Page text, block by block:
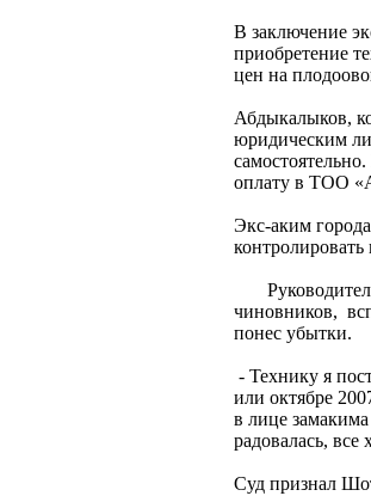
В заключение
приобретение
цен на
Абдыкалыков,
юридическим
оплату в ТОО
Экс-аким
Руководитель
чиновников,
понес убытки.
- Технику я
или октябре
в лице
радовалась,
Суд признал